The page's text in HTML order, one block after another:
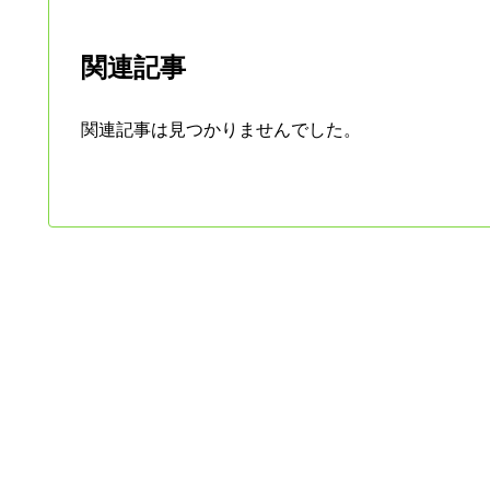
関連記事
関連記事は見つかりませんでした。